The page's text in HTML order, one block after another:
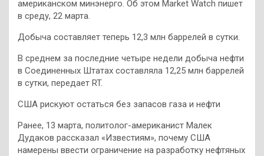
американском минэнерго. Об этом Market Watch пишет
в среду, 22 марта.
Добыча составляет теперь 12,3 млн баррелей в сутки.
В среднем за последние четыре недели добыча нефти
в Соединенных Штатах составляла 12,25 млн баррелей
в сутки, передает RT.
США рискуют остаться без запасов газа и нефти
Ранее, 13 марта, политолог-американист Малек
Дудаков рассказал «Известиям», почему США
намерены ввести ограничение на разработку нефтяных